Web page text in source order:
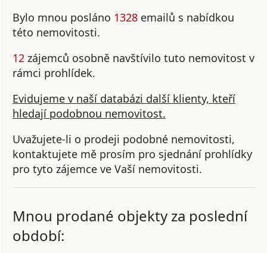
Bylo mnou posláno 1328 emailů s nabídkou
této nemovitosti.
12 zájemců osobně navštívilo tuto nemovitost v
rámci prohlídek.
Evidujeme v naší databázi další klienty, kteří
hledají podobnou nemovitost.
Uvažujete-li o prodeji podobné nemovitosti,
kontaktujete mě prosím pro sjednání prohlídky
pro tyto zájemce ve Vaší nemovitosti.
Mnou prodané objekty za poslední
období: